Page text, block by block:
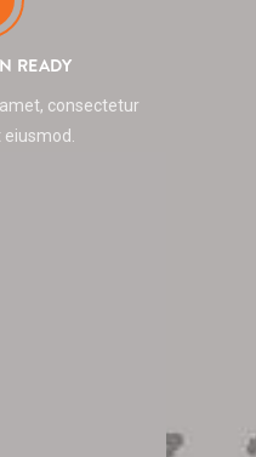
READY
consectetur
eiusmod.